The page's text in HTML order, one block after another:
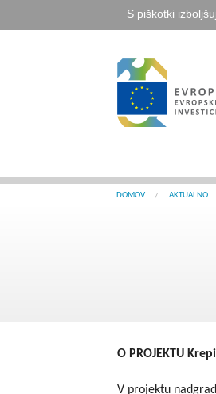
S piškotki
DOMOV AKTUALNO
O PROJEKTU
V projektu